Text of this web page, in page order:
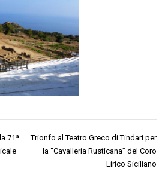
71ª
Trionfo al Teatro Greco di Tindari per
la “Cavalleria Rusticana” del Coro
Lirico Siciliano